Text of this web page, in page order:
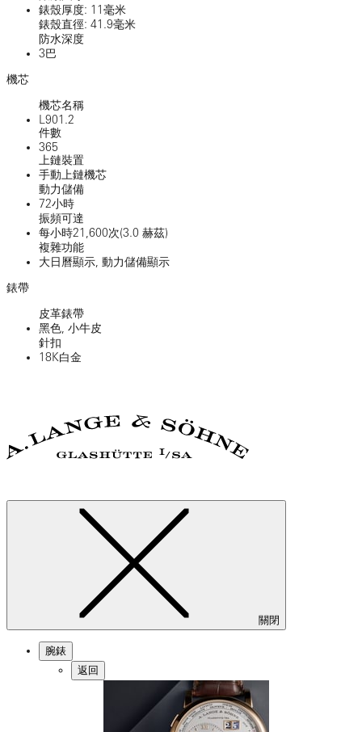
錶殼厚度: 11毫米
錶殼直徑: 41.9毫米
防水深度
3巴
機芯
機芯名稱
L901.2
件數
365
上鏈裝置
手動上鏈機芯
動力儲備
72小時
振頻可達
每小時21,600次(3.0 赫茲)
複雜功能
大日曆顯示, 動力儲備顯示
錶帶
皮革錶帶
黑色, 小牛皮
針扣
18K白金
關閉
腕錶
返回